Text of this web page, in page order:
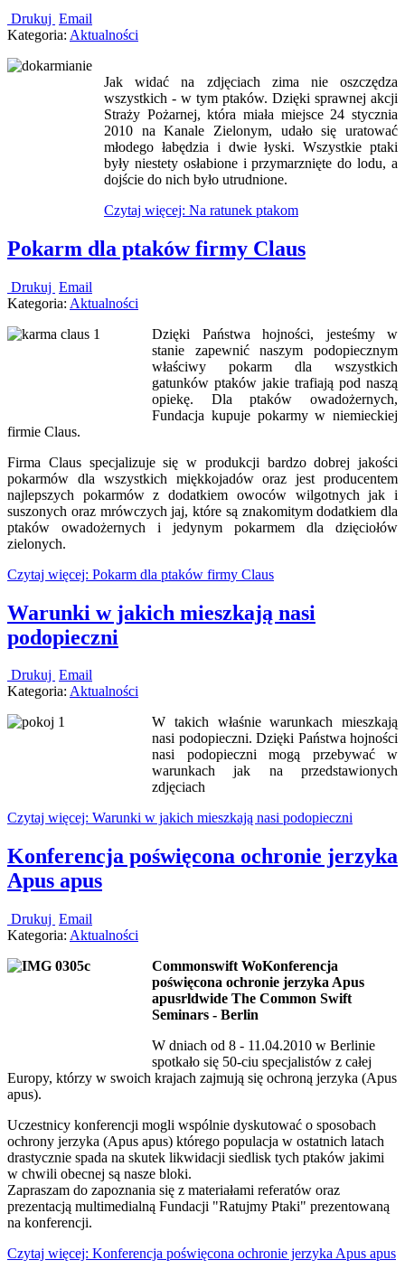
Drukuj Email
Kategoria: Aktualności
Jak widać na zdjęciach zima nie oszczędza
wszystkich - w tym ptaków. Dzięki sprawnej akcji
Straży Pożarnej, która miała miejsce 24 stycznia
2010 na Kanale Zielonym, udało się uratować
młodego łabędzia i dwie łyski. Wszystkie ptaki
były niestety osłabione i przymarznięte do lodu, a
dojście do nich było utrudnione.
Czytaj więcej: Na ratunek ptakom
Pokarm dla ptaków firmy Claus
Drukuj Email
Kategoria: Aktualności
Dzięki Państwa hojności, jesteśmy w
stanie zapewnić naszym podopiecznym
właściwy pokarm dla wszystkich
gatunków ptaków jakie trafiają pod naszą
opiekę. Dla ptaków owadożernych,
Fundacja kupuje pokarmy w niemieckiej
firmie Claus.
Firma Claus specjalizuje się w produkcji bardzo dobrej jakości
pokarmów dla wszystkich miękkojadów oraz jest producentem
najlepszych pokarmów z dodatkiem owoców wilgotnych jak i
suszonych oraz mrówczych jaj, które są znakomitym dodatkiem dla
ptaków owadożernych i jedynym pokarmem dla dzięciołów
zielonych.
Czytaj więcej: Pokarm dla ptaków firmy Claus
Warunki w jakich mieszkają nasi
podopieczni
Drukuj Email
Kategoria: Aktualności
W takich właśnie warunkach mieszkają
nasi podopieczni. Dzięki Państwa hojności
nasi podopieczni mogą przebywać w
warunkach jak na przedstawionych
zdjęciach
Czytaj więcej: Warunki w jakich mieszkają nasi podopieczni
Konferencja poświęcona ochronie jerzyka
Apus apus
Drukuj Email
Kategoria: Aktualności
Commonswift WoKonferencja
poświęcona ochronie jerzyka Apus
apusrldwide The Common Swift
Seminars - Berlin
W dniach od 8 - 11.04.2010 w Berlinie
spotkało się 50-ciu specjalistów z całej
Europy, którzy w swoich krajach zajmują się ochroną jerzyka (Apus
apus).
Uczestnicy konferencji mogli wspólnie dyskutować o sposobach
ochrony jerzyka (Apus apus) którego populacja w ostatnich latach
drastycznie spada na skutek likwidacji siedlisk tych ptaków jakimi
w chwili obecnej są nasze bloki.
Zapraszam do zapoznania się z materiałami referatów oraz
prezentacją multimedialną Fundacji "Ratujmy Ptaki" prezentowaną
na konferencji.
Czytaj więcej: Konferencja poświęcona ochronie jerzyka Apus apus